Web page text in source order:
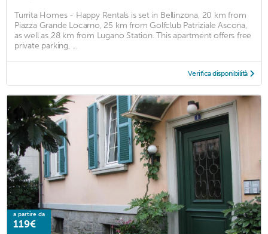
Turrita Homes - Happy Rentals is set in Bellinzona, 20 km from
Piazza Grande Locarno, 25 km from Golfclub Patriziale Ascona,
as well as 28 km from Lugano Station. This apartment offers free
private parking, ...
Verifica disponibilità
a partire da
119€